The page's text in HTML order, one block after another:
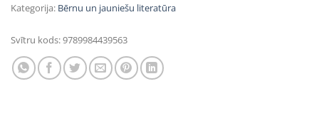
Kategorija: Bērnu un jauniešu literatūra
Svītru kods:9789984439563